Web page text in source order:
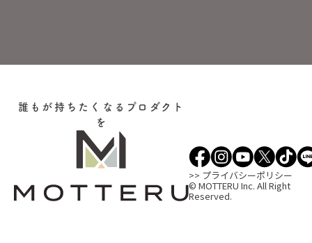
誰もが持ちたくなるプロダクト
を
>> プライバシーポリシー
© MOTTERU Inc. All Right
Reserved.